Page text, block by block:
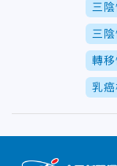
三
三
轉
乳